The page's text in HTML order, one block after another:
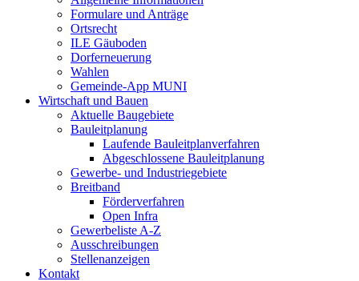
Formulare und Anträge
Ortsrecht
ILE Gäuboden
Dorferneuerung
Wahlen
Gemeinde-App MUNI
Wirtschaft und Bauen
Aktuelle Baugebiete
Bauleitplanung
Laufende Bauleitplanverfahren
Abgeschlossene Bauleitplanung
Gewerbe- und Industriegebiete
Breitband
Förderverfahren
Open Infra
Gewerbeliste A-Z
Ausschreibungen
Stellenanzeigen
Kontakt